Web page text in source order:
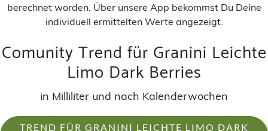
berechnet worden. Über unsere App bekommst Du Deine
individuell ermittelten Werte angezeigt.
Comunity Trend für Granini Leichte
Limo Dark Berries
in Milliliter und nach Kalenderwochen
TREND FÜR GRANINI LEICHTE LIMO DARK